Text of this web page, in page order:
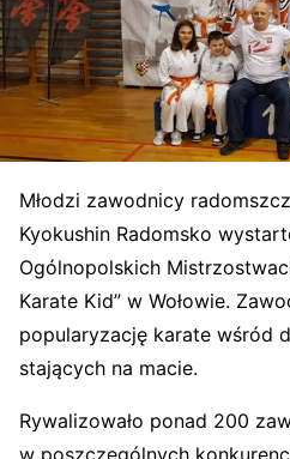
Młodzi zawodnicy
Kyokushin Radomsko
Ogólnopolskich
Karate Kid” w Wołowie.
popularyzację karate wśród
stających na macie.
Rywalizowało ponad 200
w poszczególnych